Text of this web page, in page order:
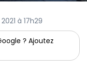
à 17h29
? Ajoutez